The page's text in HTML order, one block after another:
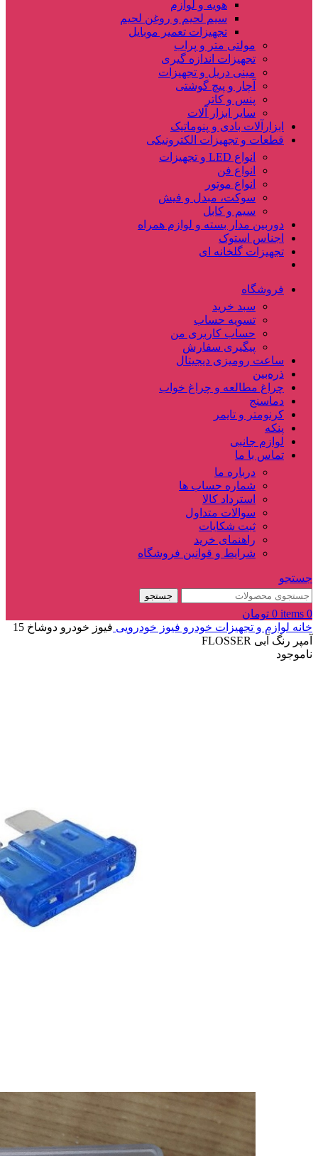
هویه و لوازم
سیم لحیم و روغن لحیم
تجهیزات تعمیر موبایل
مولتی متر و پراب
تجهیزات اندازه گیری
مینی دریل و تجهیزات
آچار و پیچ گوشتی
پنس و کاتر
سایر ابزار آلات
ابزارآلات بادی و پنوماتیک
قطعات و تجهیزات الکترونیکی
انواع LED و تجهیزات
انواع فن
انواع موتور
سوکت، مبدل و فیش
سیم و کابل
دوربین مدار بسته و لوازم همراه
اجناس استوک
تجهیزات گلخانه ای
فروشگاه
سبد خرید
تسویه حساب
حساب کاربری من
پیگیری سفارش
ساعت‌ رومیزی دیجیتال
ذره‌بین‌
چراغ مطالعه و چراغ خواب
دماسنج‌
کرنومتر و تایمر
پنکه
لوازم جانبی
تماس با ما
درباره ما
شماره حساب ها
استرداد کالا
سوالات متداول
ثبت شکایات
راهنمای خرید
شرایط و قوانین فروشگاه
جستجو
جستجو
0
items
0 تومان
خانه لوازم و تجهیزات خودرو فیوز خودرویی
فیوز خودرو دوشاخ 15
آمپر رنگ آبی FLOSSER
ناموجود